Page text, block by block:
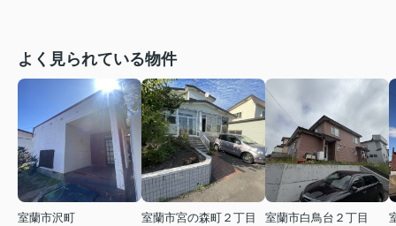
よく見られている物件
室蘭市沢町
室蘭市宮の森町２丁目
室蘭市白鳥台２丁目